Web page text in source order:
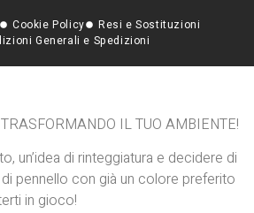
Cookie Policy
Resi e Sostituzioni
Generali e Spedizioni
IL TUO AMBIENTE!
un’idea di rinteggiatura e decidere di
pennello con già un colore preferito
in gioco!